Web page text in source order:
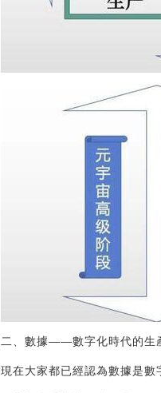
二、數據——數字化時代的生
現在大家都已經認為數據是數